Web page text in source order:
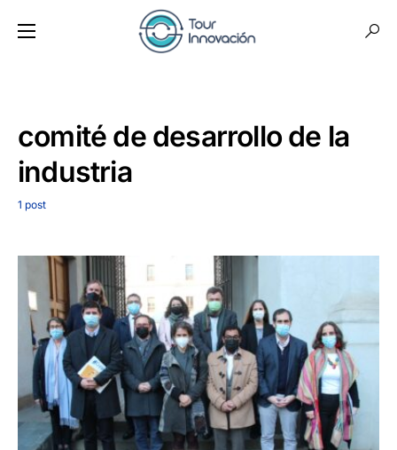
comité de desarrollo de la
industria
1 post